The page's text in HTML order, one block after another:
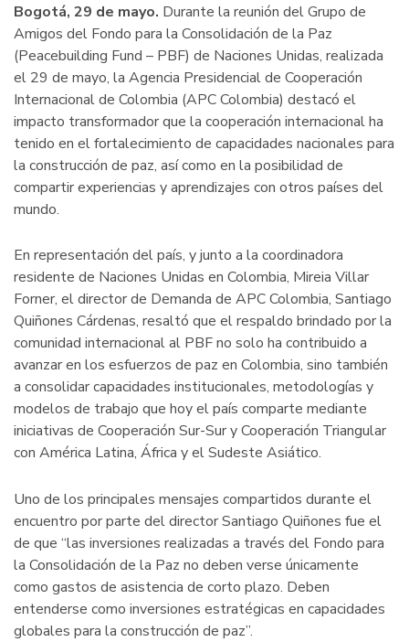
Bogotá, 29 de mayo. Durante la reunión del Grupo de
Amigos del Fondo para la Consolidación de la Paz
(Peacebuilding Fund – PBF) de Naciones Unidas, realizada
el 29 de mayo, la Agencia Presidencial de Cooperación
Internacional de Colombia (APC Colombia) destacó el
impacto transformador que la cooperación internacional ha
tenido en el fortalecimiento de capacidades nacionales para
la construcción de paz, así como en la posibilidad de
compartir experiencias y aprendizajes con otros países del
mundo.
En representación del país, y junto a la coordinadora
residente de Naciones Unidas en Colombia, Mireia Villar
Forner, el director de Demanda de APC Colombia, Santiago
Quiñones Cárdenas, resaltó que el respaldo brindado por la
comunidad internacional al PBF no solo ha contribuido a
avanzar en los esfuerzos de paz en Colombia, sino también
a consolidar capacidades institucionales, metodologías y
modelos de trabajo que hoy el país comparte mediante
iniciativas de Cooperación Sur-Sur y Cooperación Triangular
con América Latina, África y el Sudeste Asiático.
Uno de los principales mensajes compartidos durante el
encuentro por parte del director Santiago Quiñones fue el
de que “las inversiones realizadas a través del Fondo para
la Consolidación de la Paz no deben verse únicamente
como gastos de asistencia de corto plazo. Deben
entenderse como inversiones estratégicas en capacidades
globales para la construcción de paz”.